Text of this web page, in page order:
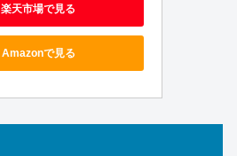
楽天市場で見る
Amazonで見る